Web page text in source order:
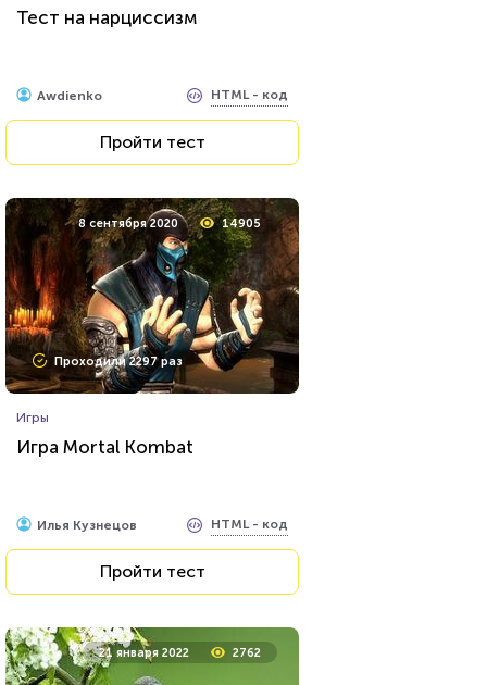
Тест на нарциссизм
Awdienko HTML - код
Пройти тест
8 сентября 2020 14905
Проходили 2297 раз
Игры
Игра Mortal Kombat
Илья Кузнецов HTML - код
Пройти тест
21 января 2022 2762